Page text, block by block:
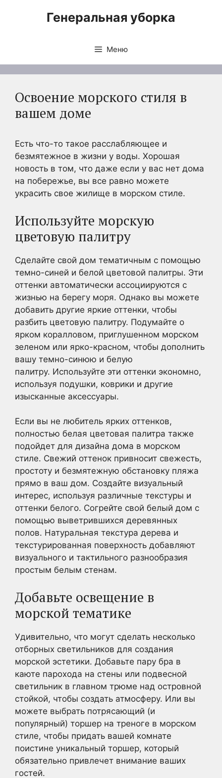
Генеральная уборка
Меню
Освоение морского стиля в
вашем доме
Есть что-то такое расслабляющее и
безмятежное в жизни у воды. Хорошая
новость в том, что даже если у вас нет дома
на побережье, вы все равно можете
украсить свое жилище в морском стиле.
Используйте морскую
цветовую палитру
Сделайте свой дом тематичным с помощью
темно-синей и белой цветовой палитры. Эти
оттенки автоматически ассоциируются с
жизнью на берегу моря. Однако вы можете
добавить другие яркие оттенки, чтобы
разбить цветовую палитру. Подумайте о
ярком коралловом, приглушенном морском
зеленом или ярко-красном, чтобы дополнить
вашу темно-синюю и белую
палитру. Используйте эти оттенки экономно,
используя подушки, коврики и другие
изысканные аксессуары.
Если вы не любитель ярких оттенков,
полностью белая цветовая палитра также
подойдет для дизайна дома в морском
стиле. Свежий оттенок привносит свежесть,
простоту и безмятежную обстановку пляжа
прямо в ваш дом. Создайте визуальный
интерес, используя различные текстуры и
оттенки белого. Согрейте свой белый дом с
помощью выветрившихся деревянных
полов. Натуральная текстура дерева и
текстурированная поверхность добавляют
визуального и тактильного разнообразия
простым белым стенам.
Добавьте освещение в
морской тематике
Удивительно, что могут сделать несколько
отборных светильников для создания
морской эстетики. Добавьте пару бра в
каюте парохода на стены или подвесной
светильник в главном трюме над островной
стойкой, чтобы создать атмосферу. Или вы
можете выбрать потрясающий (и
популярный) торшер на треноге в морском
стиле, чтобы придать вашей комнате
поистине уникальный торшер, который
обязательно привлечет внимание ваших
гостей.